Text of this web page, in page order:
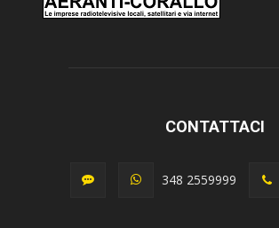
CONTATTACI
348 2559999